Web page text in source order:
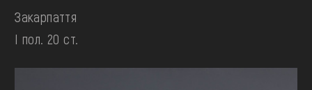
Закарпаття
І пол. 20 ст.